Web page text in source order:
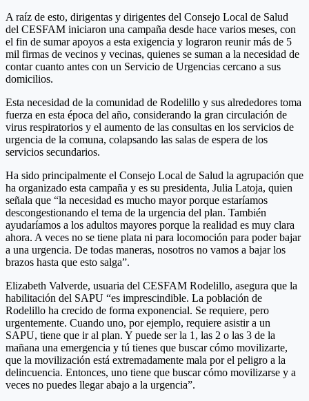
A raíz de esto, dirigentas y dirigentes del Consejo Local de Salud
del CESFAM iniciaron una campaña desde hace varios meses, con
el fin de sumar apoyos a esta exigencia y lograron reunir más de 5
mil firmas de vecinos y vecinas, quienes se suman a la necesidad de
contar cuanto antes con un Servicio de Urgencias cercano a sus
domicilios.
Esta necesidad de la comunidad de Rodelillo y sus alrededores toma
fuerza en esta época del año, considerando la gran circulación de
virus respiratorios y el aumento de las consultas en los servicios de
urgencia de la comuna, colapsando las salas de espera de los
servicios secundarios.
Ha sido principalmente el Consejo Local de Salud la agrupación que
ha organizado esta campaña y es su presidenta, Julia Latoja, quien
señala que “la necesidad es mucho mayor porque estaríamos
descongestionando el tema de la urgencia del plan. También
ayudaríamos a los adultos mayores porque la realidad es muy clara
ahora. A veces no se tiene plata ni para locomoción para poder bajar
a una urgencia. De todas maneras, nosotros no vamos a bajar los
brazos hasta que esto salga”.
Elizabeth Valverde, usuaria del CESFAM Rodelillo, asegura que la
habilitación del SAPU “es imprescindible. La población de
Rodelillo ha crecido de forma exponencial. Se requiere, pero
urgentemente. Cuando uno, por ejemplo, requiere asistir a un
SAPU, tiene que ir al plan. Y puede ser la 1, las 2 o las 3 de la
mañana una emergencia y tú tienes que buscar cómo movilizarte,
que la movilización está extremadamente mala por el peligro a la
delincuencia. Entonces, uno tiene que buscar cómo movilizarse y a
veces no puedes llegar abajo a la urgencia”.